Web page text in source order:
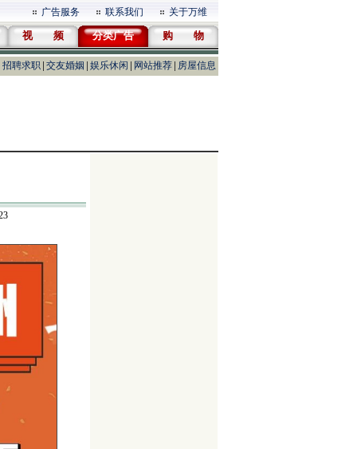
广告服务 联系我们 关于万维
视 频 分类广告 购 物
招聘求职 交友婚姻 娱乐休闲 网站推荐 房屋信息